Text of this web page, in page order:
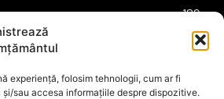
experiență, folosim tehnologii, cum ar fi
sau accesa informațiile despre dispozitive.
189
175